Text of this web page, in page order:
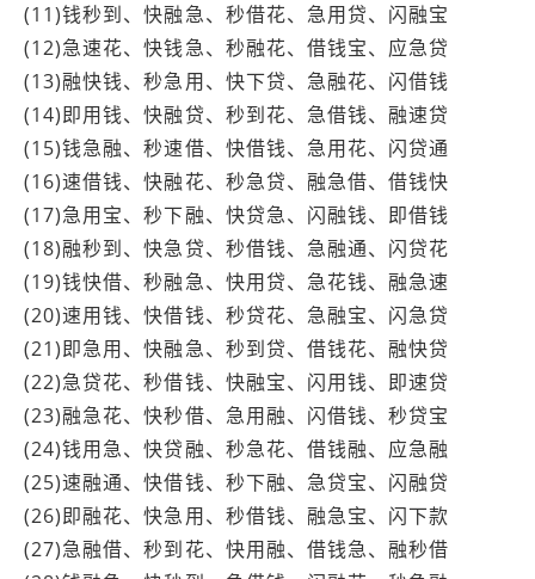
(11)钱秒到、快融急、秒借花、急用贷、闪融宝
(12)急速花、快钱急、秒融花、借钱宝、应急贷
(13)融快钱、秒急用、快下贷、急融花、闪借钱
(14)即用钱、快融贷、秒到花、急借钱、融速贷
(15)钱急融、秒速借、快借钱、急用花、闪贷通
(16)速借钱、快融花、秒急贷、融急借、借钱快
(17)急用宝、秒下融、快贷急、闪融钱、即借钱
(18)融秒到、快急贷、秒借钱、急融通、闪贷花
(19)钱快借、秒融急、快用贷、急花钱、融急速
(20)速用钱、快借钱、秒贷花、急融宝、闪急贷
(21)即急用、快融急、秒到贷、借钱花、融快贷
(22)急贷花、秒借钱、快融宝、闪用钱、即速贷
(23)融急花、快秒借、急用融、闪借钱、秒贷宝
(24)钱用急、快贷融、秒急花、借钱融、应急融
(25)速融通、快借钱、秒下融、急贷宝、闪融贷
(26)即融花、快急用、秒借钱、融急宝、闪下款
(27)急融借、秒到花、快用融、借钱急、融秒借